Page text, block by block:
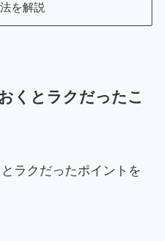
を解説
くとラクだったこ
ラクだったポイントを